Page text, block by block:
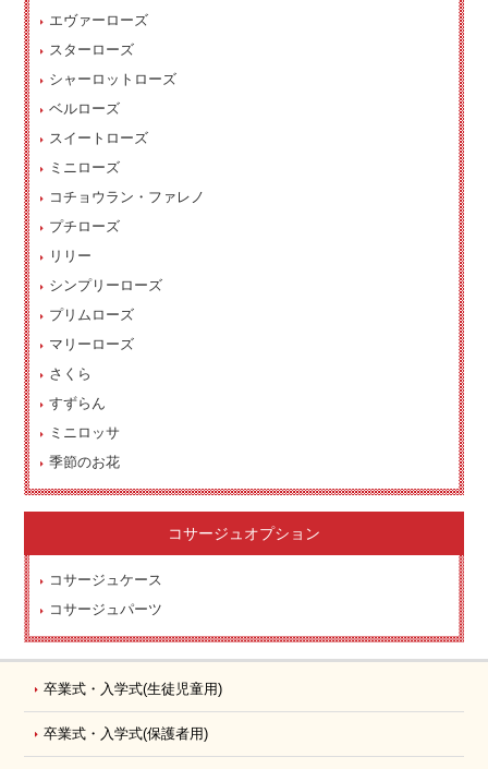
エヴァーローズ
スターローズ
シャーロットローズ
ベルローズ
スイートローズ
ミニローズ
コチョウラン・ファレノ
プチローズ
リリー
シンプリーローズ
プリムローズ
マリーローズ
さくら
すずらん
ミニロッサ
季節のお花
コサージュオプション
コサージュケース
コサージュパーツ
卒業式・入学式(生徒児童用)
卒業式・入学式(保護者用)